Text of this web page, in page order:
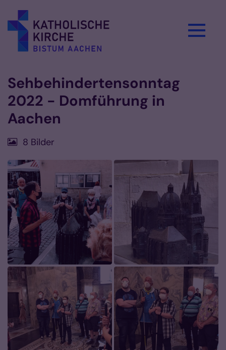
Sehbehindertensonntag
2022 - Domführung in
Aachen
8 Bilder